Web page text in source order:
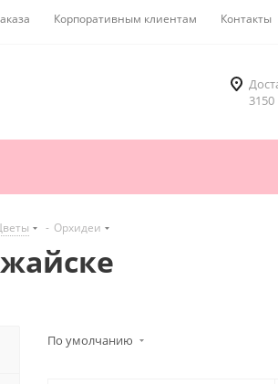
Корпоративным клиентам Контакты
- Орхидеи
По умолчанию